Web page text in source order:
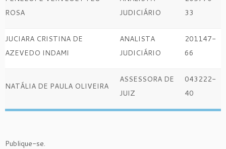
ROSA
JUDICIÁRIO
33
JUCIARA CRISTINA DE
AZEVEDO INDAMI
ANALISTA
JUDICIÁRIO
201147-
66
NATÁLIA DE PAULA OLIVEIRA
ASSESSORA DE
JUIZ
043222-
40
Publique-se.